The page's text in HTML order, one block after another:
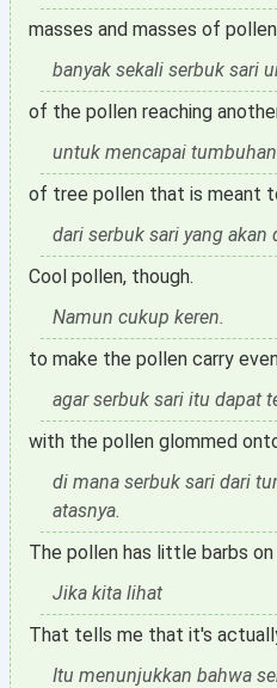
masses and masses of
banyak sekali serbuk sari
of the pollen reaching
untuk mencapai
of tree pollen that is meant
dari serbuk sari yang akan
Cool pollen, though.
Namun cukup keren.
to make the pollen carry
agar serbuk sari itu dapat
with the pollen glommed
di mana serbuk sari dari
atasnya.
The pollen has little barbs
Jika kita lihat
That tells me that it's
Itu menunjukkan bahwa